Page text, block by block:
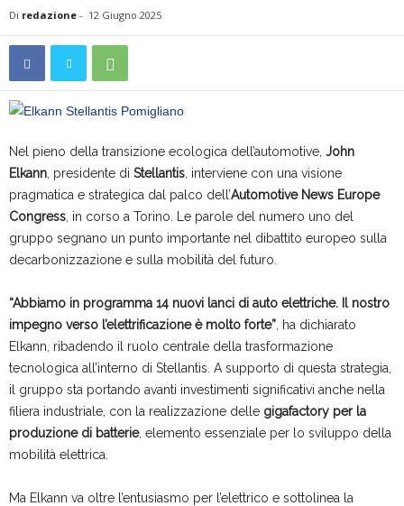
Di redazione - 12 Giugno 2025
Nel pieno della transizione ecologica dell’automotive, John
Elkann , presidente di Stellantis , interviene con una visione
pragmatica e strategica dal palco dell’Automotive News Europe
Congress , in corso a Torino. Le parole del numero uno del
gruppo segnano un punto importante nel dibattito europeo sulla
decarbonizzazione e sulla mobilità del futuro.
“Abbiamo in programma 14 nuovi lanci di auto elettriche. Il nostro
impegno verso l’elettrificazione è molto forte” , ha dichiarato
Elkann, ribadendo il ruolo centrale della trasformazione
tecnologica all’interno di Stellantis. A supporto di questa strategia,
il gruppo sta portando avanti investimenti significativi anche nella
filiera industriale, con la realizzazione delle gigafactory per la
produzione di batterie, elemento essenziale per lo sviluppo della
mobilità elettrica.
Ma Elkann va oltre l’entusiasmo per l’elettrico e sottolinea la